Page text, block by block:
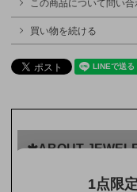
この商品について問い合
買い物を続ける